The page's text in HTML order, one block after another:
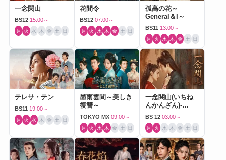
一念関山
BS12 15:00～
月 火 水 木 金 土 日
花間令
BS12 07:00～
月 火 水 木 金 土 日
孤高の花～
General＆I～
BS11 13:00～
月 火 水 木 金 土 日
テレサ・テン
BS11 19:00～
月 火 水 木 金 土 日
墨雨雲間～美しき
復讐～
TOKYO MX 09:00～
月 火 水 木 金 土 日
一念関山(いちね
んかんざん)-
Journey to Love-
BS 12 03:00～
月 火 水 木 金 土 日